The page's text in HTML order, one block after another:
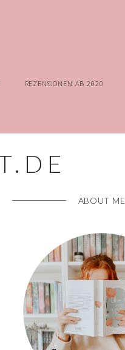
REZENSIONEN AB 2020
ABOUT ME